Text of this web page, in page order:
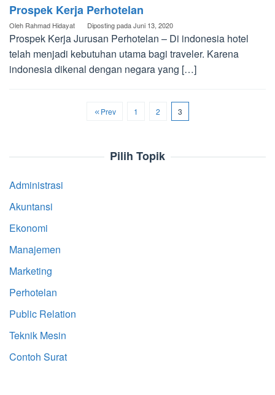
Prospek Kerja Perhotelan
Oleh Rahmad Hidayat Diposting padaJuni 13, 2020
Prospek Kerja Jurusan Perhotelan – Di indonesia hotel
telah menjadi kebutuhan utama bagi traveler. Karena
indonesia dikenal dengan negara yang […]
Prev 1 2 3
Pilih Topik
Administrasi
Akuntansi
Ekonomi
Manajemen
Marketing
Perhotelan
Public Relation
Teknik Mesin
Contoh Surat